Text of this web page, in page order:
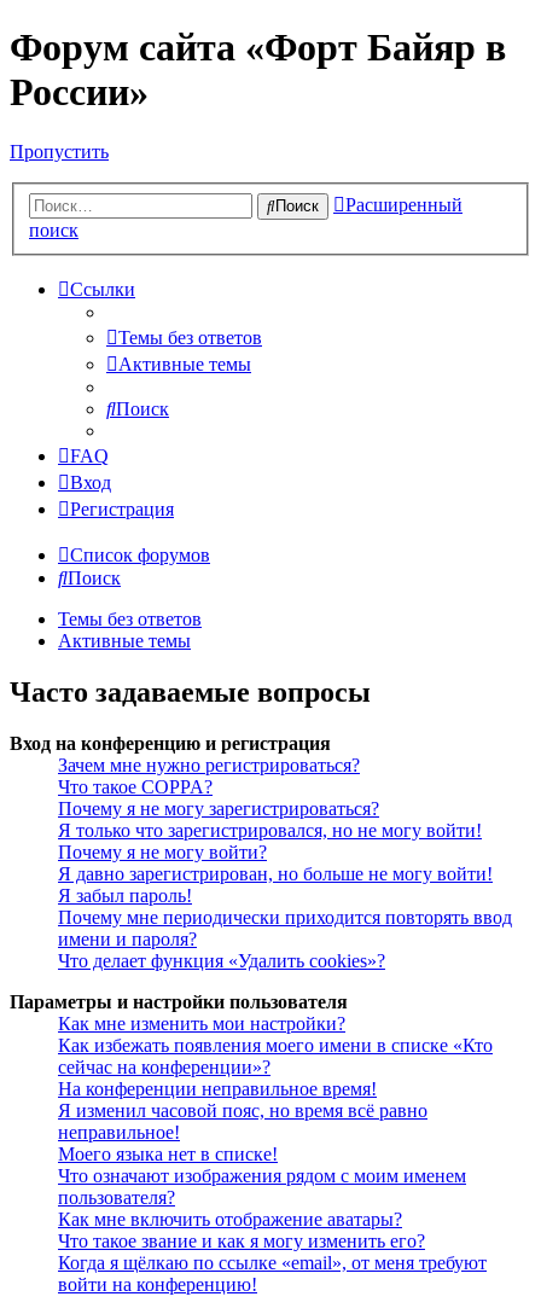
Форум сайта «Форт Байяр в
России»
Пропустить
Поиск
Расширенный
поиск
Ссылки
Темы без ответов
Активные темы
Поиск
FAQ
Вход
Регистрация
Список форумов
Поиск
Темы без ответов
Активные темы
Часто задаваемые вопросы
Вход на конференцию и регистрация
Зачем мне нужно регистрироваться?
Что такое COPPA?
Почему я не могу зарегистрироваться?
Я только что зарегистрировался, но не могу войти!
Почему я не могу войти?
Я давно зарегистрирован, но больше не могу войти!
Я забыл пароль!
Почему мне периодически приходится повторять ввод
имени и пароля?
Что делает функция «Удалить cookies»?
Параметры и настройки пользователя
Как мне изменить мои настройки?
Как избежать появления моего имени в списке «Кто
сейчас на конференции»?
На конференции неправильное время!
Я изменил часовой пояс, но время всё равно
неправильное!
Моего языка нет в списке!
Что означают изображения рядом с моим именем
пользователя?
Как мне включить отображение аватары?
Что такое звание и как я могу изменить его?
Когда я щёлкаю по ссылке «email», от меня требуют
войти на конференцию!